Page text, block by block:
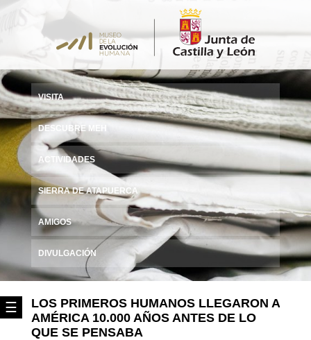
☰
VISITA
DESCUBRE MEH
ACTIVIDADES
SIERRA DE ATAPUERCA
AMIGOS
DIVULGACIÓN
LOS PRIMEROS HUMANOS LLEGARON A
AMÉRICA 10.000 AÑOS ANTES DE LO
QUE SE PENSABA